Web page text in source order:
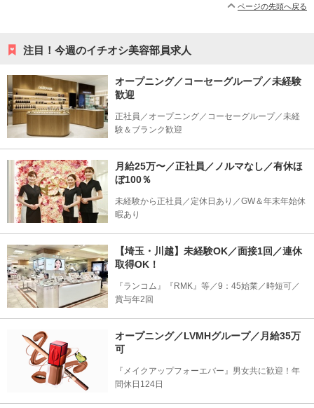
ページの先頭へ戻る
注目！今週のイチオシ美容部員求人
オープニング／コーセーグループ／未経験
歓迎
正社員／オープニング／コーセーグループ／未経
験＆ブランク歓迎
月給25万〜／正社員／ノルマなし／有休ほ
ぼ100％
未経験から正社員／定休日あり／GW＆年末年始休
暇あり
【埼玉・川越】未経験OK／面接1回／連休
取得OK！
『ランコム』『RMK』等／9：45始業／時短可／
賞与年2回
オープニング／LVMHグループ／月給35万
可
『メイクアップフォーエバー』男女共に歓迎！年
間休日124日